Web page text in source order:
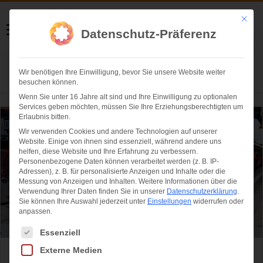
Helmut Swoboda
Fotografie
Herzlich willkommen
50 Jahre S-Bahn München: Jubiläumszug als
Mit
Datenschutz-Präferenz
Wir benötigen Ihre Einwilligung, bevor Sie unsere Website weiter
besuchen können.
Wenn Sie unter 16 Jahre alt sind und Ihre Einwilligung zu optionalen
Services geben möchten, müssen Sie Ihre Erziehungsberechtigten um
Erlaubnis bitten.
Wir verwenden Cookies und andere Technologien auf unserer
Website. Einige von ihnen sind essenziell, während andere uns
helfen, diese Website und Ihre Erfahrung zu verbessern.
Personenbezogene Daten können verarbeitet werden (z. B. IP-
Adressen), z. B. für personalisierte Anzeigen und Inhalte oder die
Messung von Anzeigen und Inhalten. Weitere Informationen über die
Verwendung Ihrer Daten finden Sie in unserer Datenschutzerklärung.
Sie können Ihre Auswahl jederzeit unter Einstellungen widerrufen oder
anpassen.
Es folgt eine Liste der Service-Gruppen, für die eine Einwilligung
Essenziell
Externe Medien